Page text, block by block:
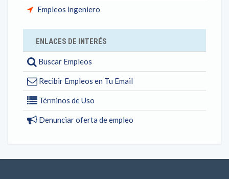
Empleos ingeniero
ENLACES DE INTERÉS
Buscar Empleos
Recibir Empleos en Tu Email
Términos de Uso
Denunciar oferta de empleo